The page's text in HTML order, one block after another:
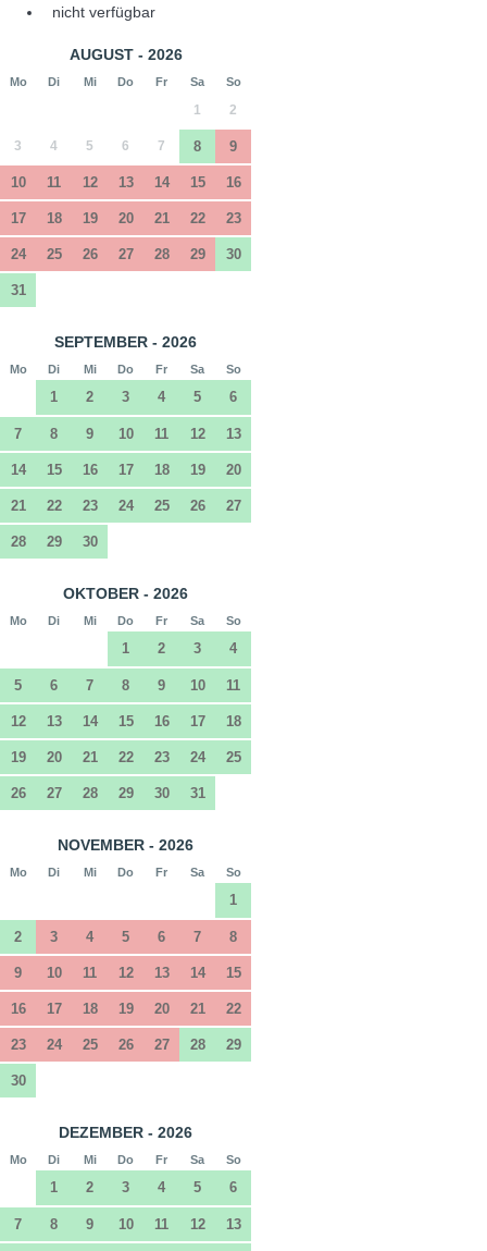
nicht verfügbar
AUGUST - 2026
Mo Di Mi Do Fr Sa So
1 2
3 4 5 6 7 8 9
10 11 12 13 14 15 16
17 18 19 20 21 22 23
24 25 26 27 28 29 30
31
SEPTEMBER - 2026
Mo Di Mi Do Fr Sa So
1 2 3 4 5 6
7 8 9 10 11 12 13
14 15 16 17 18 19 20
21 22 23 24 25 26 27
28 29 30
OKTOBER - 2026
Mo Di Mi Do Fr Sa So
1 2 3 4
5 6 7 8 9 10 11
12 13 14 15 16 17 18
19 20 21 22 23 24 25
26 27 28 29 30 31
NOVEMBER - 2026
Mo Di Mi Do Fr Sa So
1
2 3 4 5 6 7 8
9 10 11 12 13 14 15
16 17 18 19 20 21 22
23 24 25 26 27 28 29
30
DEZEMBER - 2026
Mo Di Mi Do Fr Sa So
1 2 3 4 5 6
7 8 9 10 11 12 13